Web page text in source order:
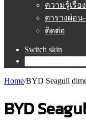
ความรู้เรื่อ
ตารางผ่อน
ติดต่อ
Switch skin
Home/BYD Seagull
BYD